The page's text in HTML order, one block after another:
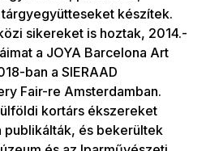
készítek.
sikereket is hoztak, 2014.-
a JOYA Barcelona Art
ban a SIERAAD
Fair-re Amsterdamban.
kortárs ékszereket
és bekerültek